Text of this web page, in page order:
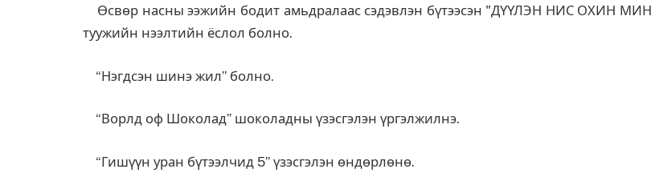
Өсвөр насны ээжийн бодит амьдралаас сэдэвлэн бүтээсэн "ДҮҮЛЭН НИС ОХИН
туужийн нээлтийн ёслол болно.
“Нэгдсэн шинэ жил” болно.
“Ворлд оф Шоколад” шоколадны үзэсгэлэн үргэлжилнэ.
“Гишүүн уран бүтээлчид 5” үзэсгэлэн өндөрлөнө.